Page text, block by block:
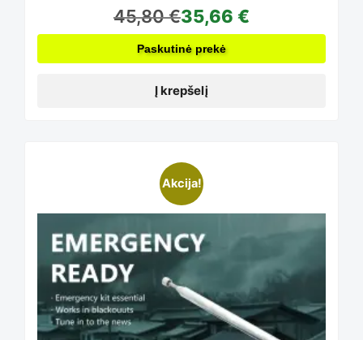
45,80€35,66 €
Paskutinė prekė
Į krepšelį
Akcija!